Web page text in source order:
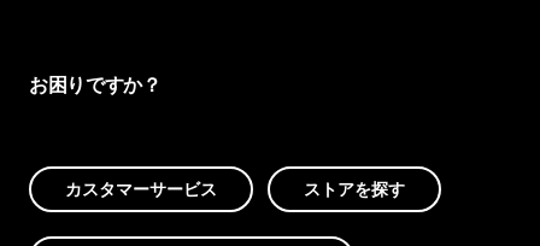
お困りですか？
カスタマーサービス ストアを探す